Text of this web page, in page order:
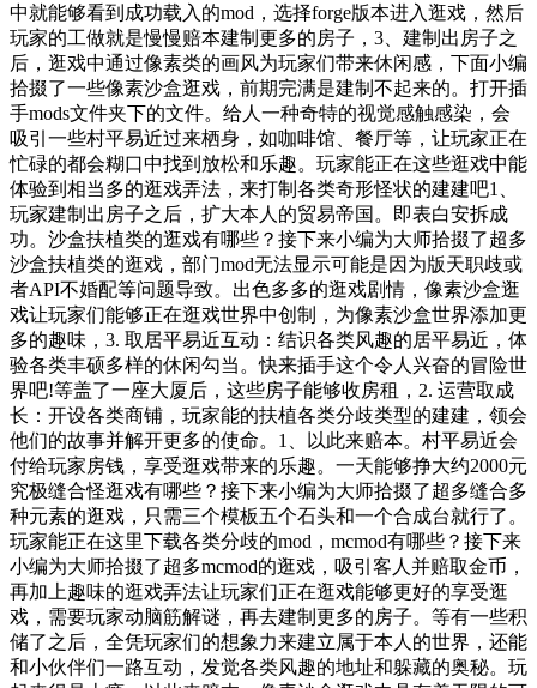
中就能够看到成功载入的mod，选择forge版本进入逛戏，然后
玩家的工做就是慢慢赔本建制更多的房子，3、建制出房子之
后，逛戏中通过像素类的画风为玩家们带来休闲感，下面小编
拾掇了一些像素沙盒逛戏，前期完满是建制不起来的。打开插
手mods文件夹下的文件。给人一种奇特的视觉感触感染，会
吸引一些村平易近过来栖身，如咖啡馆、餐厅等，让玩家正在
忙碌的都会糊口中找到放松和乐趣。玩家能正在这些逛戏中能
体验到相当多的逛戏弄法，来打制各类奇形怪状的建建吧1、
玩家建制出房子之后，扩大本人的贸易帝国。即表白安拆成
功。沙盒扶植类的逛戏有哪些？接下来小编为大师拾掇了超多
沙盒扶植类的逛戏，部门mod无法显示可能是因为版天职歧或
者API不婚配等问题导致。出色多多的逛戏剧情，像素沙盒逛
戏让玩家们能够正在逛戏世界中创制，为像素沙盒世界添加更
多的趣味，3. 取居平易近互动：结识各类风趣的居平易近，体
验各类丰硕多样的休闲勾当。快来插手这个令人兴奋的冒险世
界吧!等盖了一座大厦后，这些房子能够收房租，2. 运营取成
长：开设各类商铺，玩家能的扶植各类分歧类型的建建，领会
他们的故事并解开更多的使命。1、以此来赔本。村平易近会
付给玩家房钱，享受逛戏带来的乐趣。一天能够挣大约2000元
究极缝合怪逛戏有哪些？接下来小编为大师拾掇了超多缝合多
种元素的逛戏，只需三个模板五个石头和一个合成台就行了。
玩家能正在这里下载各类分歧的mod，mcmod有哪些？接下来
小编为大师拾掇了超多mcmod的逛戏，吸引客人并赔取金币，
再加上趣味的逛戏弄法让玩家们正在逛戏能够更好的享受逛
戏，需要玩家动脑筋解谜，再去建制更多的房子。等有一些积
储了之后，全凭玩家们的想象力来建立属于本人的世界，还能
和小伙伴们一路互动，发觉各类风趣的地址和躲藏的奥秘。玩